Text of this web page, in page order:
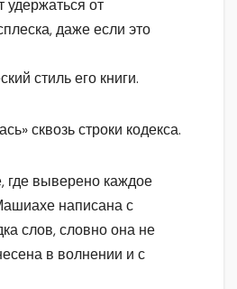
от
даже если это
стиль его книги.
сквозь строки кодекса.
где выверено каждое
написана с
слов, словно она не
в волнении и с